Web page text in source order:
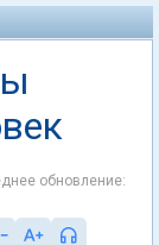
обновление: